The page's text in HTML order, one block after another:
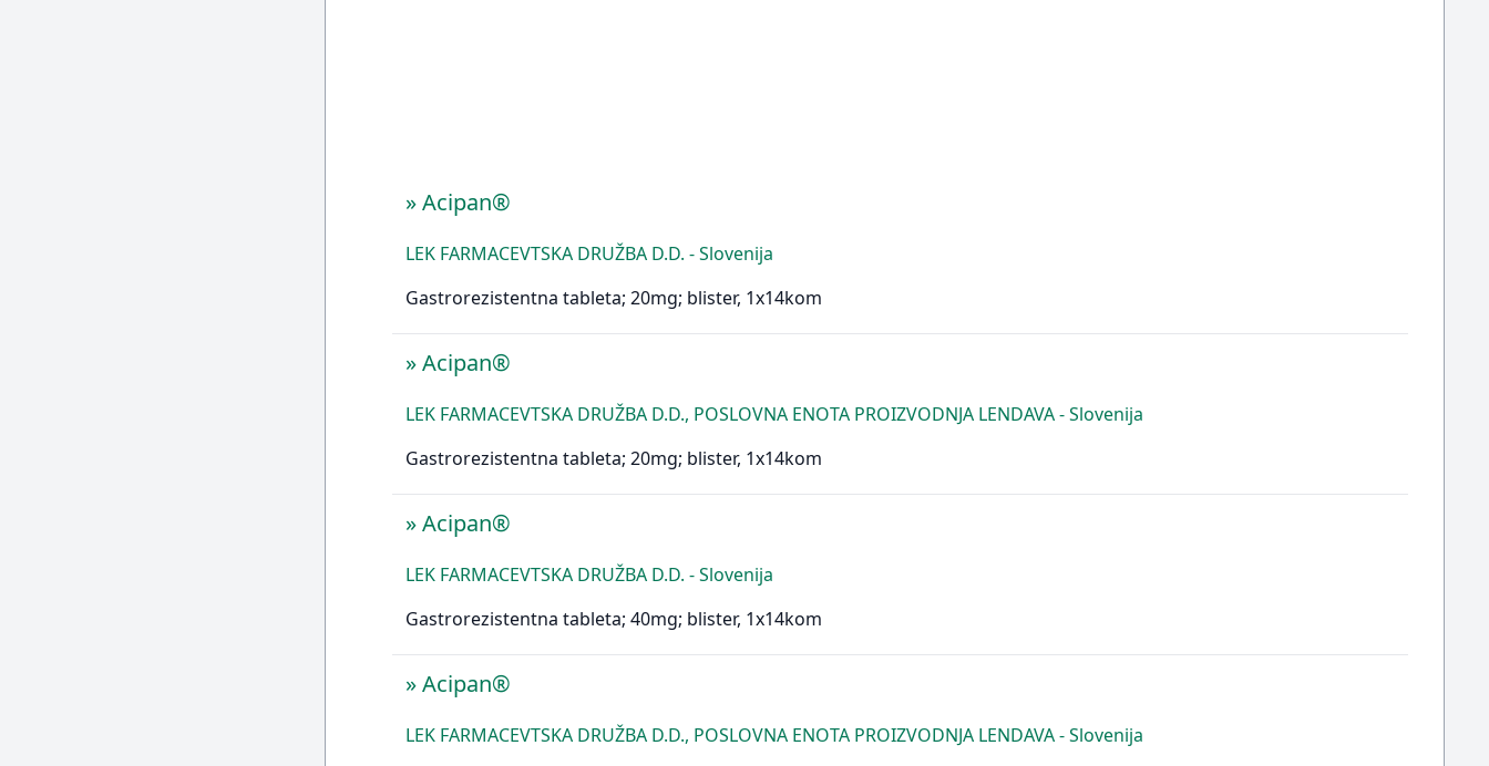
»Acipan®
LEK FARMACEVTSKA DRUŽBA D.D. - Slovenija
Gastrorezistentna tableta; 20mg; blister, 1x14kom
»Acipan®
LEK FARMACEVTSKA DRUŽBA D.D., POSLOVNA ENOTA PROIZVODNJA LENDAVA - Slovenija
Gastrorezistentna tableta; 20mg; blister, 1x14kom
»Acipan®
LEK FARMACEVTSKA DRUŽBA D.D. - Slovenija
Gastrorezistentna tableta; 40mg; blister, 1x14kom
»Acipan®
LEK FARMACEVTSKA DRUŽBA D.D., POSLOVNA ENOTA PROIZVODNJA LENDAVA - Slovenija